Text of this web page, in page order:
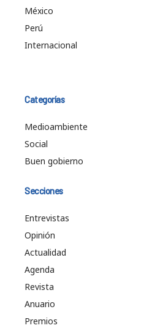
México
Perú
Internacional
Categorías
Medioambiente
Social
Buen gobierno
Secciones
Entrevistas
Opinión
Actualidad
Agenda
Revista
Anuario
Premios